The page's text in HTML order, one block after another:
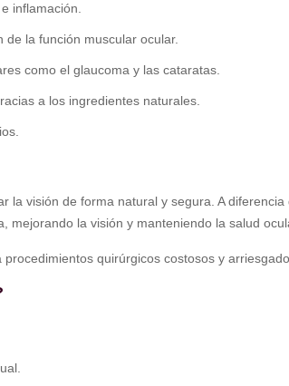
inflamación.
de la función muscular ocular.
como el glaucoma y las cataratas.
a los ingredientes naturales.
la visión de forma natural y segura. A
mejorando la visión y manteniendo la salud
quirúrgicos costosos y